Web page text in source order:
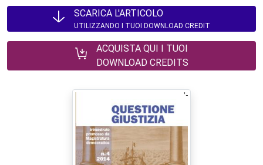
SCARICA L'ARTICOLO
UTILIZZANDO I TUOI DOWNLOAD CREDIT
ACQUISTA QUI I TUOI
DOWNLOAD CREDITS